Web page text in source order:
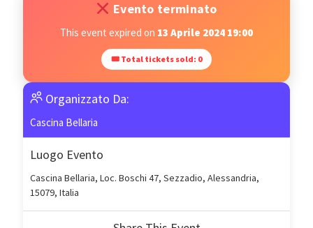
Evento terminato
This event expired on 13 Aprile 2024 19:00
🎟 Total tickets sold: 0
Organizzato Da:
Cascina Bellaria
Luogo Evento
Cascina Bellaria, Loc. Boschi 47, Sezzadio, Alessandria,
15079, Italia